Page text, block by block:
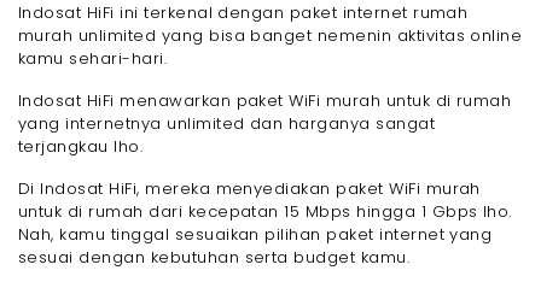
Indosat HiFi ini terkenal dengan paket internet rumah
murah unlimited yang bisa banget nemenin aktivitas online
kamu sehari-hari.
Indosat HiFi menawarkan paket WiFi murah untuk di rumah
yang internetnya unlimited dan harganya sangat
terjangkau lho.
Di Indosat HiFi, mereka menyediakan paket WiFi murah
untuk di rumah dari kecepatan 15 Mbps hingga 1 Gbps lho.
Nah, kamu tinggal sesuaikan pilihan paket internet yang
sesuai dengan kebutuhan serta budget kamu.